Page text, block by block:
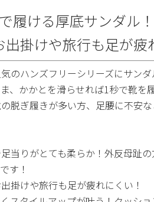
履ける厚底サンダル！
掛けや旅行も足が疲
のハンズフリーシリーズにサンダ
、かかとを滑らせれば1秒で靴を
脱ぎ履きが多い方、足腰に不安
当りがとても柔らか！外反母趾
す！
掛けや旅行も足が疲れにくい！